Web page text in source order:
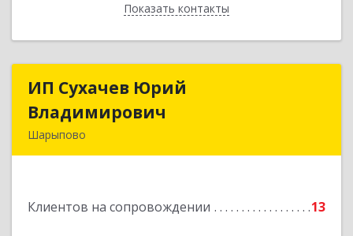
Показать контакты
Назад
ИП Сухачев Юрий
Владимирович
Шарыпово
Клиентов на сопровождении 13
ИП Сухачев Юрий
Подробнее